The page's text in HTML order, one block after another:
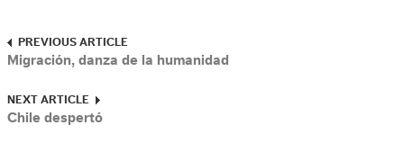
PREVIOUS ARTICLE
Migración, danza de la humanidad
NEXT ARTICLE
Chile despertó